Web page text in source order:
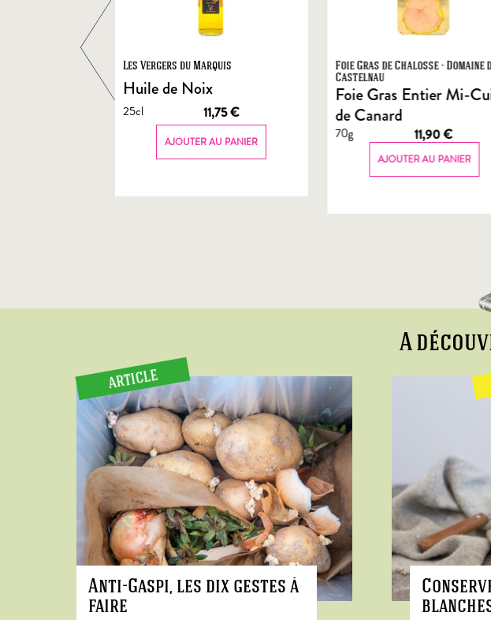
Les Vergers du Marquis
Huile de Noix
25cl 11,75€
AJOUTER AU PANIER
Foie Gras de Chalosse - Domaine
Castelnau
Foie Gras Entier Mi-
de Canard
70g 11,90€
AJOUTER AU PANIER
A
ARTICLE
Anti-Gaspi, les dix gestes à
faire